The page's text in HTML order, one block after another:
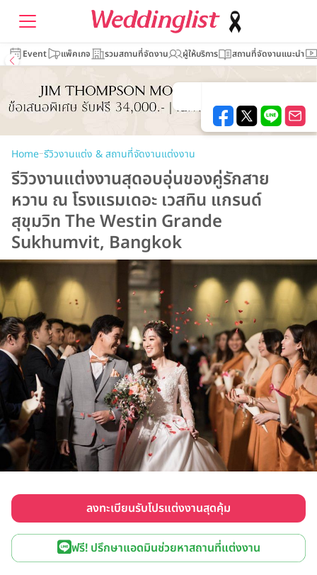
Event แพ็คเกจ รวมสถานที่จัดงาน ผู้ให้บริการ สถานที่จัดงานแนะนำ
Home–รีวิวงานแต่ง & สถานที่จัดงานแต่งงาน
รีวิวงานแต่งงานสุดอบอุ่นของคู่รักสาย
หวาน ณ โรงแรมเดอะ เวสทิน แกรนด์
สุขุมวิท The Westin Grande
Sukhumvit, Bangkok
ลงทะเบียนรับโปรแต่งงานสุดคุ้ม
ฟรี! ปรึกษาแอดมินช่วยหาสถานที่แต่งงาน